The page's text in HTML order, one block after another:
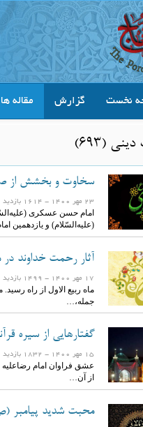
نخست گزارش مقاله ها
(693)
سخاوت و بخشش از
23 مهر 1400 - 1614 بازدید
(علیه‌السّلام) و یازدهمین
آثار رحمت خداوند
17 مهر 1400 - 1499 بازدید
ماه ربیع الاول از راه
جمله،…
گفتارهایی از سیره
15 مهر 1400 - 1832 بازدید
عشق فراوان امام
از آن…
محبت شدید پیامبر